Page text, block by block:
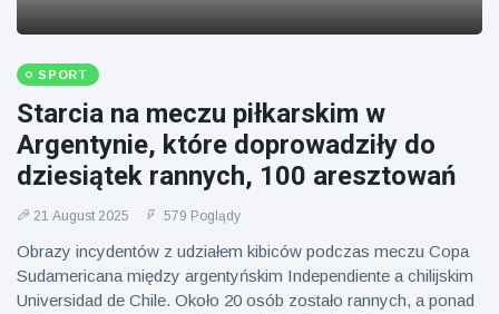
SPORT
Starcia na meczu piłkarskim w
Argentynie, które doprowadziły do
dziesiątek rannych, 100 aresztowań
21 August 2025 579 Poglądy
Obrazy incydentów z udziałem kibiców podczas meczu Copa
Sudamericana między argentyńskim Independiente a chilijskim
Universidad de Chile. Około 20 osób zostało rannych, a ponad